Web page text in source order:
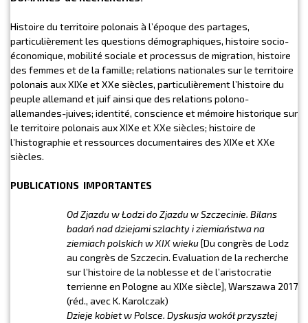
Histoire du territoire polonais à l’époque des partages,
particulièrement les questions démographiques, histoire socio-
économique, mobilité sociale et processus de migration, histoire
des femmes et de la famille; relations nationales sur le territoire
polonais aux XIXe et XXe siècles, particulièrement l’histoire du
peuple allemand et juif ainsi que des relations polono-
allemandes-juives; identité, conscience et mémoire historique sur
le territoire polonais aux XIXe et XXe siècles; histoire de
l’histographie et ressources documentaires des XIXe et XXe
siècles.
PUBLICATIONS IMPORTANTES
Od Zjazdu w Łodzi do Zjazdu w Szczecinie. Bilans
badań nad dziejami szlachty i ziemiaństwa na
ziemiach polskich w XIX wieku[Du congrès de Lodz
au congrès de Szczecin. Evaluation de la recherche
sur l’histoire de la noblesse et de l’aristocratie
terrienne en Pologne au XIXe siècle], Warszawa 2017
(réd., avec K. Karolczak)
Dzieje kobiet w Polsce. Dyskusja wokół przyszłej